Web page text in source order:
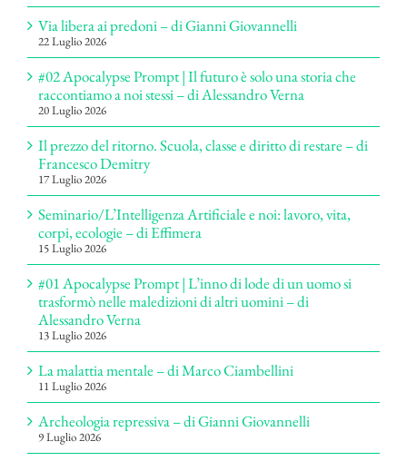
Via libera ai predoni – di Gianni Giovannelli
22 Luglio 2026
#02 Apocalypse Prompt | Il futuro è solo una storia che
raccontiamo a noi stessi – di Alessandro Verna
20 Luglio 2026
Il prezzo del ritorno. Scuola, classe e diritto di restare – di
Francesco Demitry
17 Luglio 2026
Seminario/L’Intelligenza Artificiale e noi: lavoro, vita,
corpi, ecologie – di Effimera
15 Luglio 2026
#01 Apocalypse Prompt | L’inno di lode di un uomo si
trasformò nelle maledizioni di altri uomini – di
Alessandro Verna
13 Luglio 2026
La malattia mentale – di Marco Ciambellini
11 Luglio 2026
Archeologia repressiva – di Gianni Giovannelli
9 Luglio 2026